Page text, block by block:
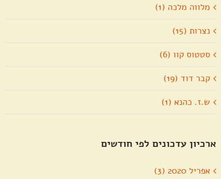
מלווה מלכה (1)
נצרות (15)
סטטוס קוו (6)
קבר דוד (19)
ש.ז. כהנא (1)
ארכיון עדכונים לפי חודשים
אפריל 2020 (3)